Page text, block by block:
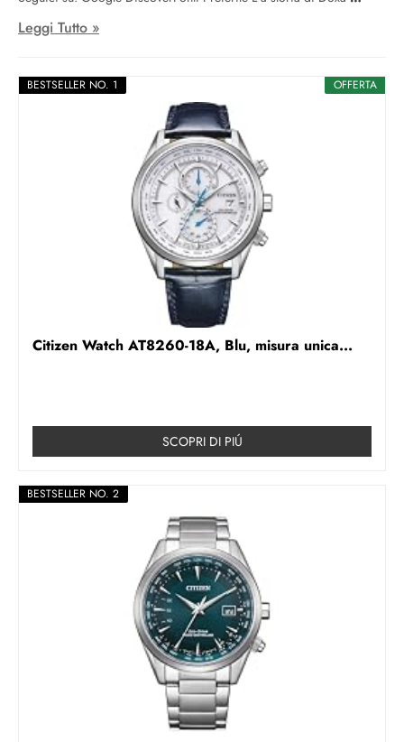
OFFERTA
BESTSELLER NO. 1
Citizen Watch AT8260-18A, Blu, misura unica...
SCOPRI DI PIÚ
BESTSELLER NO. 2
Leggi Tutto »